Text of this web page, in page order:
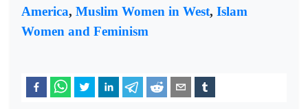
America, Muslim Women in West, Islam
Women and Feminism